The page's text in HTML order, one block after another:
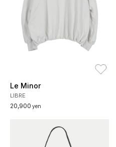
Le Minor
LIBRE
20,900 yen